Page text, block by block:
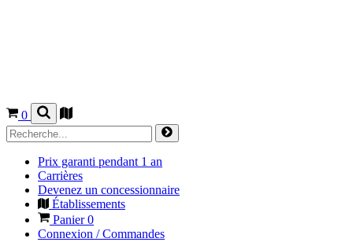
0
Prix garanti pendant 1 an
Carrières
Devenez un concessionnaire
Établissements
Panier0
Connexion / Commandes